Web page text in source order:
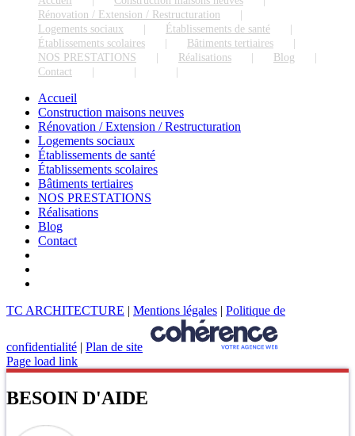
Rénovation / Extension / Restructuration
Logements sociaux
Établissements de santé
Établissements scolaires
Bâtiments tertiaires
NOS PRESTATIONS
Réalisations
Blog
Contact
Accueil
Construction maisons neuves
Rénovation / Extension / Restructuration
Logements sociaux
Établissements de santé
Établissements scolaires
Bâtiments tertiaires
NOS PRESTATIONS
Réalisations
Blog
Contact
TC ARCHITECTURE | Mentions légales | Politique de
confidentialité | Plan de site
Page load link
BESOIN D'AIDE